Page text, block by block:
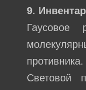
9.
Гаусовое
Световой